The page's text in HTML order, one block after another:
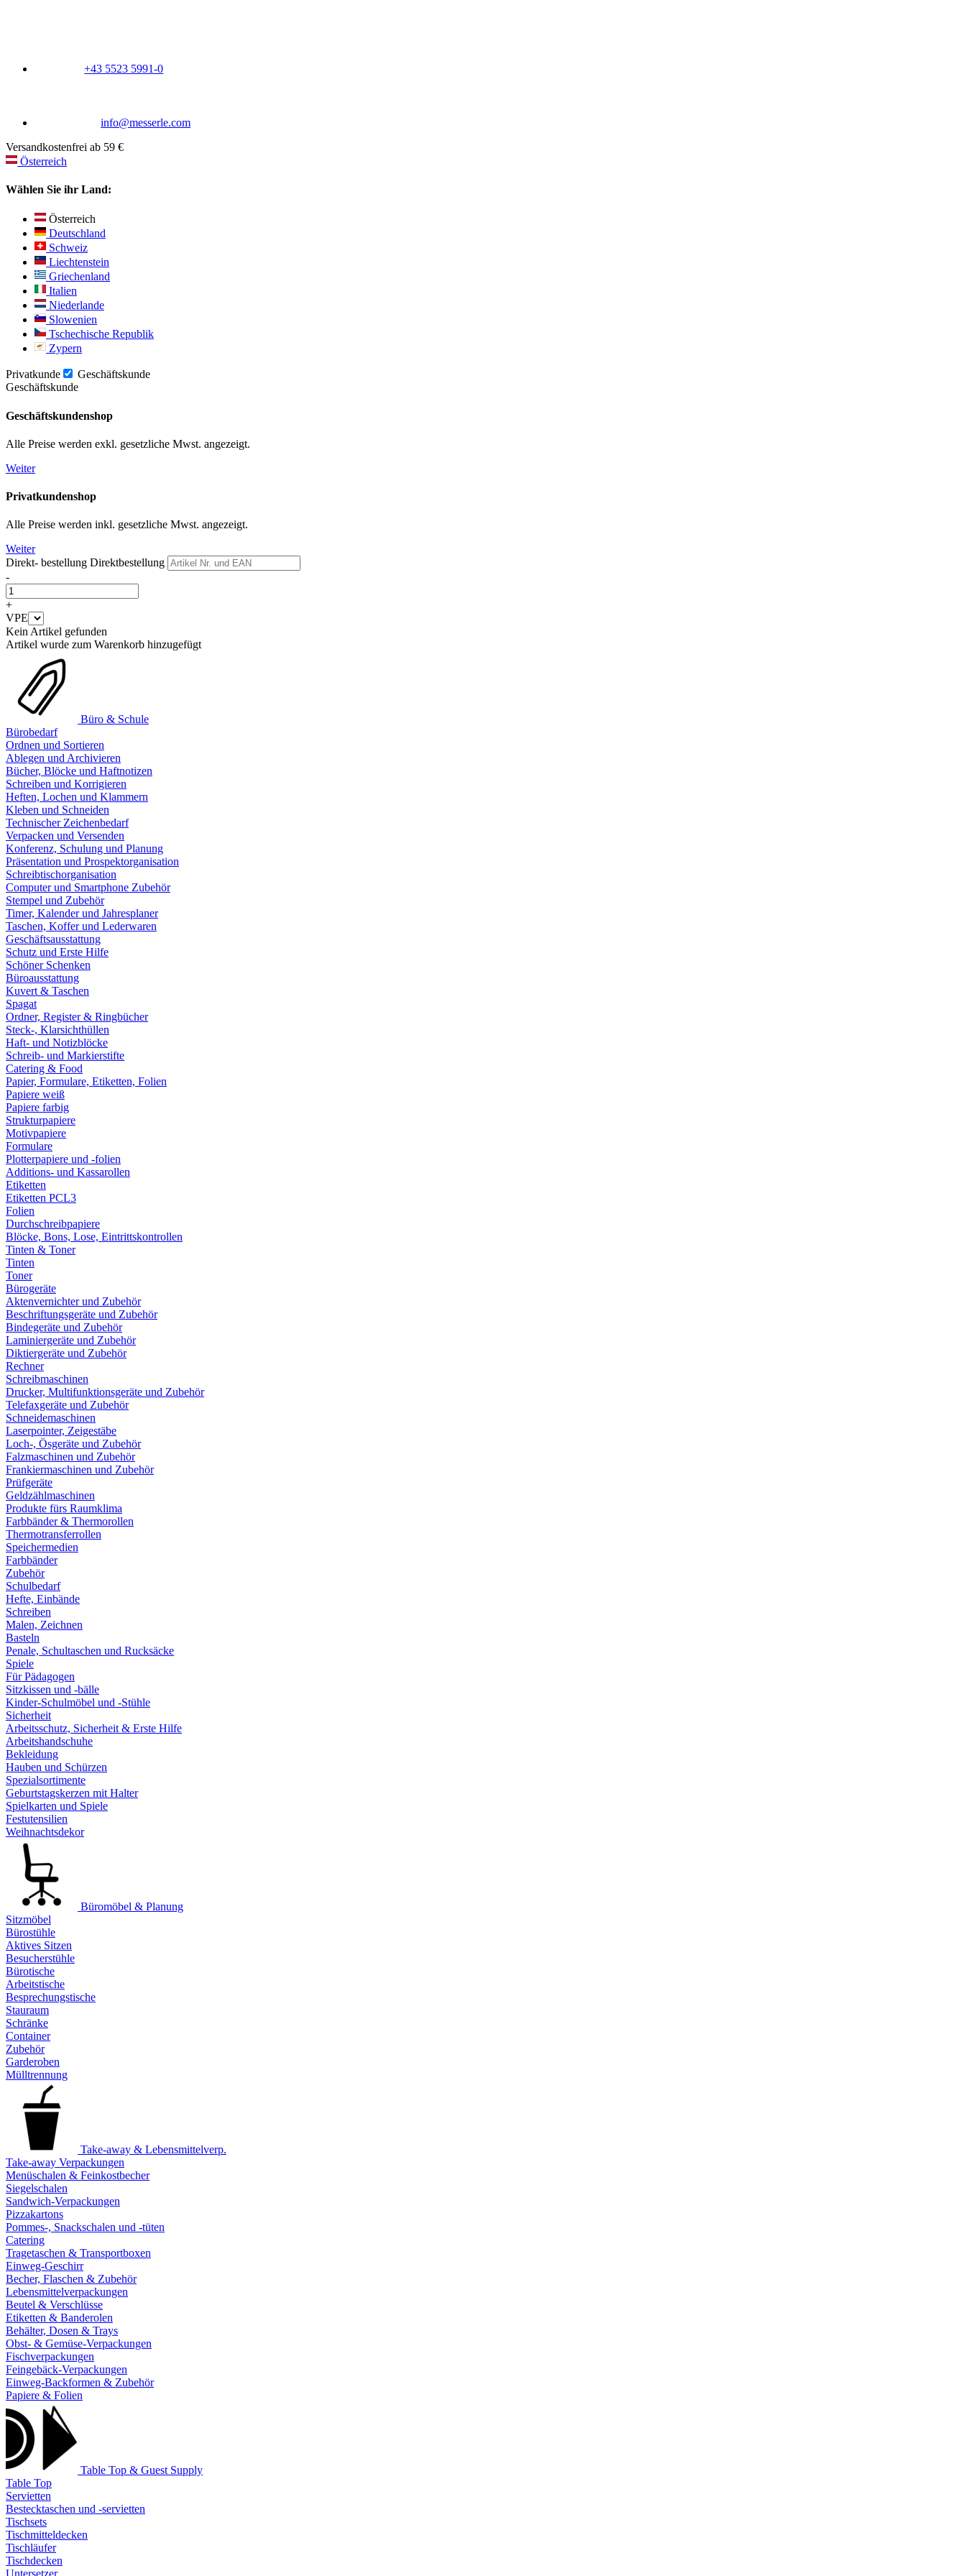
+43 5523 5991-0
info@messerle.com
Versandkostenfrei ab 59 €
Österreich
Wählen Sie ihr Land:
Österreich
Deutschland
Schweiz
Liechtenstein
Griechenland
Italien
Niederlande
Slowenien
Tschechische Republik
Zypern
Privatkunde
Geschäftskunde
Geschäftskunde
Geschäftskundenshop
Alle Preise werden exkl. gesetzliche Mwst. angezeigt.
Weiter
Privatkundenshop
Alle Preise werden inkl. gesetzliche Mwst. angezeigt.
Weiter
Direkt- bestellung Direktbestellung
-
+
VPE
Kein Artikel gefunden
Artikel wurde zum Warenkorb hinzugefügt
Büro & Schule
Bürobedarf
Ordnen und Sortieren
Ablegen und Archivieren
Bücher, Blöcke und Haftnotizen
Schreiben und Korrigieren
Heften, Lochen und Klammern
Kleben und Schneiden
Technischer Zeichenbedarf
Verpacken und Versenden
Konferenz, Schulung und Planung
Präsentation und Prospektorganisation
Schreibtischorganisation
Computer und Smartphone Zubehör
Stempel und Zubehör
Timer, Kalender und Jahresplaner
Taschen, Koffer und Lederwaren
Geschäftsausstattung
Schutz und Erste Hilfe
Schöner Schenken
Büroausstattung
Kuvert & Taschen
Spagat
Ordner, Register & Ringbücher
Steck-, Klarsichthüllen
Haft- und Notizblöcke
Schreib- und Markierstifte
Catering & Food
Papier, Formulare, Etiketten, Folien
Papiere weiß
Papiere farbig
Strukturpapiere
Motivpapiere
Formulare
Plotterpapiere und -folien
Additions- und Kassarollen
Etiketten
Etiketten PCL3
Folien
Durchschreibpapiere
Blöcke, Bons, Lose, Eintrittskontrollen
Tinten & Toner
Tinten
Toner
Bürogeräte
Aktenvernichter und Zubehör
Beschriftungsgeräte und Zubehör
Bindegeräte und Zubehör
Laminiergeräte und Zubehör
Diktiergeräte und Zubehör
Rechner
Schreibmaschinen
Drucker, Multifunktionsgeräte und Zubehör
Telefaxgeräte und Zubehör
Schneidemaschinen
Laserpointer, Zeigestäbe
Loch-, Ösgeräte und Zubehör
Falzmaschinen und Zubehör
Frankiermaschinen und Zubehör
Prüfgeräte
Geldzählmaschinen
Produkte fürs Raumklima
Farbbänder & Thermorollen
Thermotransferrollen
Speichermedien
Farbbänder
Zubehör
Schulbedarf
Hefte, Einbände
Schreiben
Malen, Zeichnen
Basteln
Penale, Schultaschen und Rucksäcke
Spiele
Für Pädagogen
Sitzkissen und -bälle
Kinder-Schulmöbel und -Stühle
Sicherheit
Arbeitsschutz, Sicherheit & Erste Hilfe
Arbeitshandschuhe
Bekleidung
Hauben und Schürzen
Spezialsortimente
Geburtstagskerzen mit Halter
Spielkarten und Spiele
Festutensilien
Weihnachtsdekor
Büromöbel & Planung
Sitzmöbel
Bürostühle
Aktives Sitzen
Besucherstühle
Bürotische
Arbeitstische
Besprechungstische
Stauraum
Schränke
Container
Zubehör
Garderoben
Mülltrennung
Take-away & Lebensmittelverp.
Take-away Verpackungen
Menüschalen & Feinkostbecher
Siegelschalen
Sandwich-Verpackungen
Pizzakartons
Pommes-, Snackschalen und -tüten
Catering
Tragetaschen & Transportboxen
Einweg-Geschirr
Becher, Flaschen & Zubehör
Lebensmittelverpackungen
Beutel & Verschlüsse
Etiketten & Banderolen
Behälter, Dosen & Trays
Obst- & Gemüse-Verpackungen
Fischverpackungen
Feingebäck-Verpackungen
Einweg-Backformen & Zubehör
Papiere & Folien
Table Top & Guest Supply
Table Top
Servietten
Bestecktaschen und -servietten
Tischsets
Tischmitteldecken
Tischläufer
Tischdecken